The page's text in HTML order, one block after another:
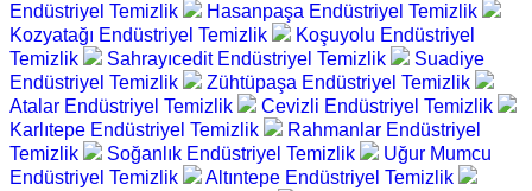
Endüstriyel Temizlik
Hasanpaşa Endüstriyel Temizlik
Kozyatağı Endüstriyel Temizlik
Koşuyolu Endüstriyel
Temizlik
Sahrayıcedit Endüstriyel Temizlik
Suadiye
Endüstriyel Temizlik
Zühtüpaşa Endüstriyel Temizlik
Atalar Endüstriyel Temizlik
Cevizli Endüstriyel Temizlik
Karlıtepe Endüstriyel Temizlik
Rahmanlar Endüstriyel
Temizlik
Soğanlık Endüstriyel Temizlik
Uğur Mumcu
Endüstriyel Temizlik
Altıntepe Endüstriyel Temizlik